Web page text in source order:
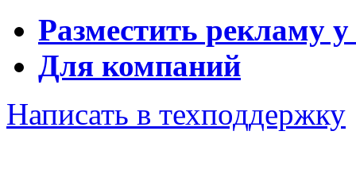
Разместить рекламу у
Для компаний
Написать в техподдержку